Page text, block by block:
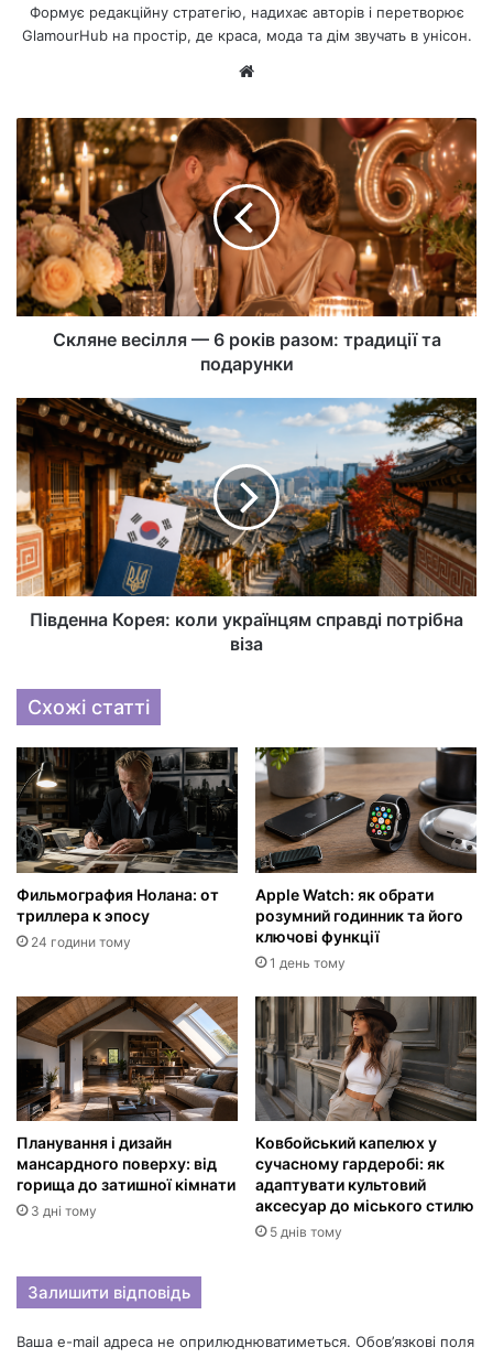
Формує редакційну стратегію, надихає авторів і перетворює
GlamourHub на простір, де краса, мода та дім звучать в унісон.
са
йт
Скляне весілля — 6 років разом: традиції та
подарунки
Південна Корея: коли українцям справді потрібна
віза
Схожі статті
Фильмография Нолана: от
триллера к эпосу
24 години тому
Apple Watch: як обрати
розумний годинник та його
ключові функції
1 день тому
Планування і дизайн
мансардного поверху: від
горища до затишної кімнати
3 дні тому
Ковбойський капелюх у
сучасному гардеробі: як
адаптувати культовий
аксесуар до міського стилю
5 днів тому
Залишити відповідь
Ваша e-mail адреса не оприлюднюватиметься. Обов’язкові поля